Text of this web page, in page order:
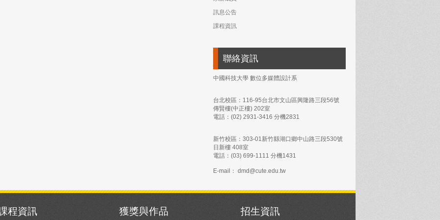
訊息公告
課程資訊
聯絡資訊
中國科技大學 數位多媒體設計系
台北校區：116-95台北市文山區興隆路三段56號
傳賢樓(中正樓) 202室
電話：(02) 2931-3416 分機2831
新竹校區：303-01新竹縣湖口鄉中山路三段530號
日新樓 408室
電話：(03) 699-1111 分機1431
E-mail： dmd@cute.edu.tw
程資訊 獲獎與作品 招生資訊